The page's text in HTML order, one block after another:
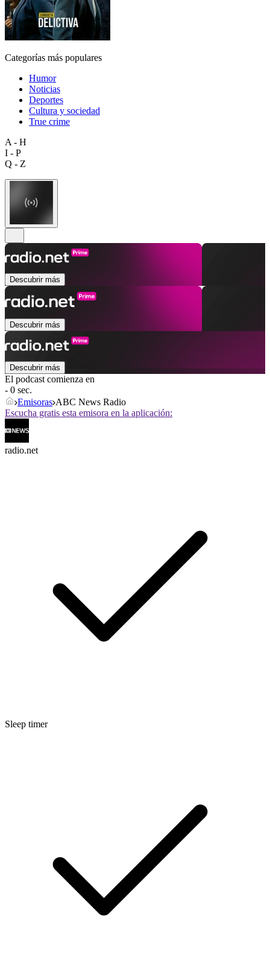
Categorías más populares
Humor
Noticias
Deportes
Cultura y sociedad
True crime
A - H
I - P
Q - Z
Descubrir más
Descubrir más
Descubrir más
El podcast comienza en
- 0 sec.
Emisoras ABC News Radio
Escucha gratis esta emisora en la aplicación:
radio.net
Sleep timer